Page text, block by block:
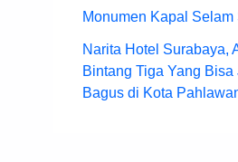
Monumen Kapal Selam
Narita Hotel Surabaya,
Bintang Tiga Yang
Bagus di Kota